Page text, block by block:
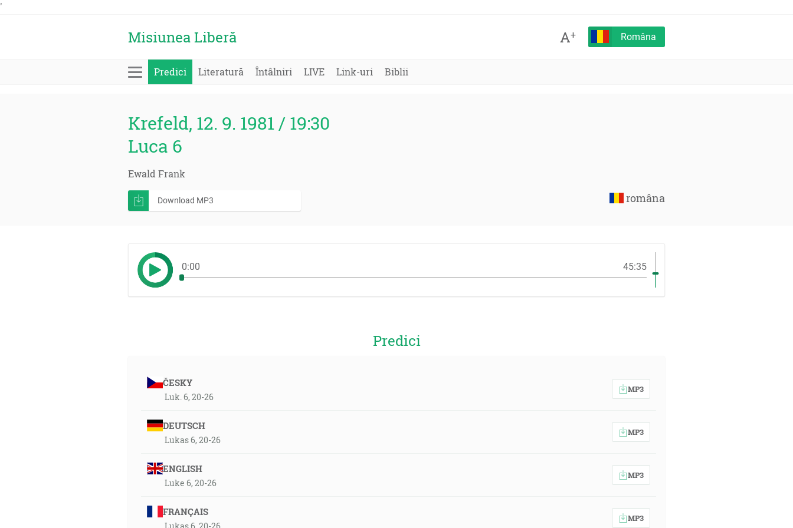
'
Misiunea Liberă A+ Româna
Predici Literatură Întâlniri LIVE Link-uri Biblii
Krefeld, 12. 9. 1981 / 19:30
Luca 6
Ewald Frank
româna
Download MP3
0:00 45:35
Predici
ČESKY
Luk. 6, 20-26
MP3
DEUTSCH
Lukas 6, 20-26
MP3
ENGLISH
Luke 6, 20-26
MP3
FRANÇAIS
MP3